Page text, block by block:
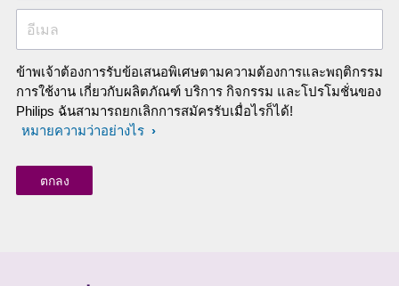
อีเมล
ข้าพเจ้าต้องการรับข้อเสนอพิเศษตามความต้องการและพฤติกรรม
การใช้งาน เกี่ยวกับผลิตภัณฑ์ บริการ กิจกรรม และโปรโมชั่นของ
Philips ฉันสามารถยกเลิกการสมัครรับเมื่อไรก็ได้!
หมายความว่าอย่างไร